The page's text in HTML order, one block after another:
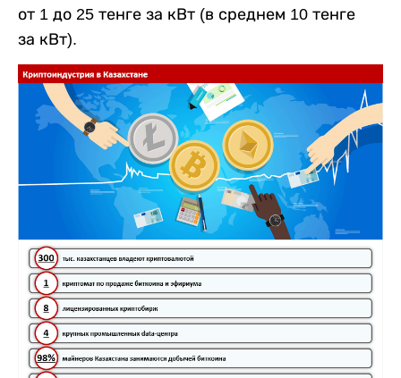
от 1 до 25 тенге за кВт (в среднем 10 тенге
за кВт).